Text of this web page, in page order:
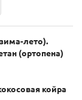
лето).
(ортопена)
койра